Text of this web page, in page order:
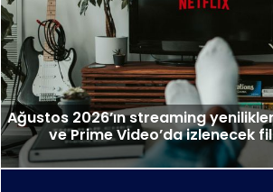
Ağustos 2026’ın streaming
ve Prime Video’da izlenecek